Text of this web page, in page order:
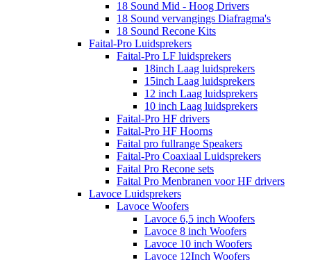
18 Sound Mid - Hoog Drivers
18 Sound vervangings Diafragma's
18 Sound Recone Kits
Faital-Pro Luidsprekers
Faital-Pro LF luidsprekers
18inch Laag luidsprekers
15inch Laag luidsprekers
12 inch Laag luidsprekers
10 inch Laag luidsprekers
Faital-Pro HF drivers
Faital-Pro HF Hoorns
Faital pro fullrange Speakers
Faital-Pro Coaxiaal Luidsprekers
Faital Pro Recone sets
Faital Pro Menbranen voor HF drivers
Lavoce Luidsprekers
Lavoce Woofers
Lavoce 6,5 inch Woofers
Lavoce 8 inch Woofers
Lavoce 10 inch Woofers
Lavoce 12Inch Woofers